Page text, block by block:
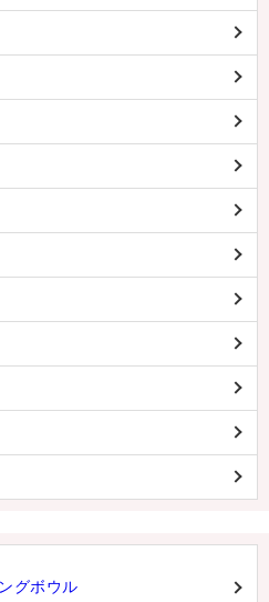
グボウル